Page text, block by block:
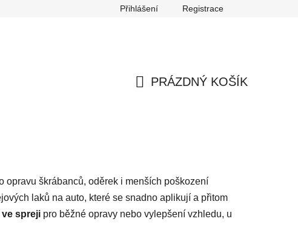
Reklamace Odstoupení od smlouvy
Přihlášení Registrace
PRÁZDNÝ KOŠÍK
opravu škrábanců, oděrek i menších poškození
laků na auto, které se snadno aplikují a přitom
ve spreji pro běžné opravy nebo vylepšení vzhledu, u